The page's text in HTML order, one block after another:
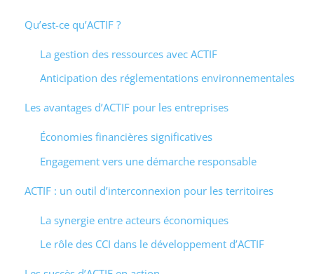
Qu’est-ce qu’ACTIF ?
La gestion des ressources avec ACTIF
Anticipation des réglementations environnementales
Les avantages d’ACTIF pour les entreprises
Économies financières significatives
Engagement vers une démarche responsable
ACTIF : un outil d’interconnexion pour les territoires
La synergie entre acteurs économiques
Le rôle des CCI dans le développement d’ACTIF